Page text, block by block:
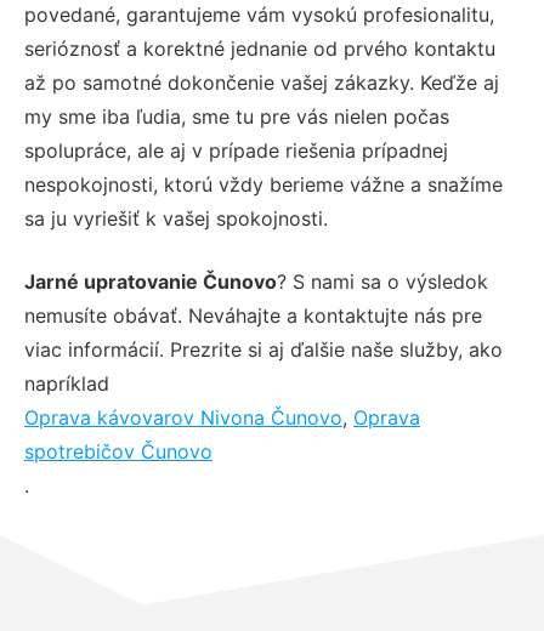
povedané, garantujeme vám vysokú profesionalitu,
serióznosť a korektné jednanie od prvého kontaktu
až po samotné dokončenie vašej zákazky. Keďže aj
my sme iba ľudia, sme tu pre vás nielen počas
spolupráce, ale aj v prípade riešenia prípadnej
nespokojnosti, ktorú vždy berieme vážne a snažíme
sa ju vyriešiť k vašej spokojnosti.
Jarné upratovanie Čunovo? S nami sa o výsledok
nemusíte obávať. Neváhajte a kontaktujte nás pre
viac informácií. Prezrite si aj ďalšie naše služby, ako
napríklad
Oprava kávovarov Nivona Čunovo, Oprava
spotrebičov Čunovo
.